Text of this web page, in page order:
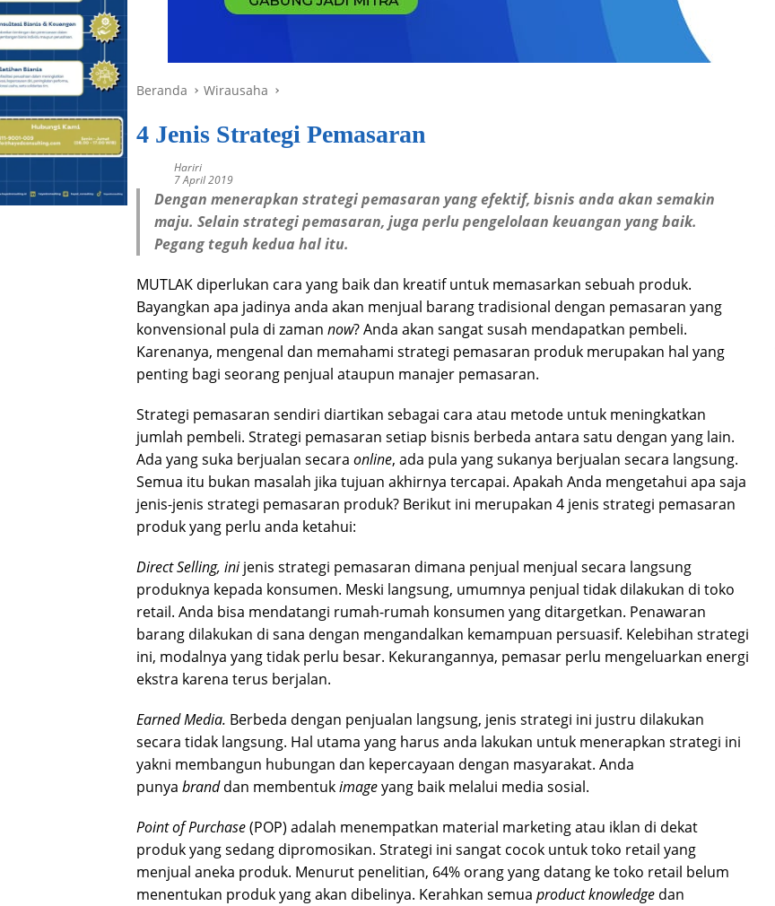
Beranda Wirausaha
4 Jenis Strategi Pemasaran
Hariri
7 April 2019
Dengan menerapkan strategi pemasaran yang efektif, bisnis anda akan semakin
maju. Selain strategi pemasaran, juga perlu pengelolaan keuangan yang baik.
Pegang teguh kedua hal itu.
MUTLAK diperlukan cara yang baik dan kreatif untuk memasarkan sebuah produk.
Bayangkan apa jadinya anda akan menjual barang tradisional dengan pemasaran yang
konvensional pula di zaman now? Anda akan sangat susah mendapatkan pembeli.
Karenanya, mengenal dan memahami strategi pemasaran produk merupakan hal yang
penting bagi seorang penjual ataupun manajer pemasaran.
Strategi pemasaran sendiri diartikan sebagai cara atau metode untuk meningkatkan
jumlah pembeli. Strategi pemasaran setiap bisnis berbeda antara satu dengan yang lain.
Ada yang suka berjualan secara online, ada pula yang sukanya berjualan secara langsung.
Semua itu bukan masalah jika tujuan akhirnya tercapai. Apakah Anda mengetahui apa saja
jenis-jenis strategi pemasaran produk? Berikut ini merupakan 4 jenis strategi pemasaran
produk yang perlu anda ketahui:
Direct Selling, inijenis strategi pemasaran dimana penjual menjual secara langsung
produknya kepada konsumen. Meski langsung, umumnya penjual tidak dilakukan di toko
retail. Anda bisa mendatangi rumah-rumah konsumen yang ditargetkan. Penawaran
barang dilakukan di sana dengan mengandalkan kemampuan persuasif. Kelebihan strategi
ini, modalnya yang tidak perlu besar. Kekurangannya, pemasar perlu mengeluarkan energi
ekstra karena terus berjalan.
Earned Media. Berbeda dengan penjualan langsung, jenis strategi ini justru dilakukan
secara tidak langsung. Hal utama yang harus anda lakukan untuk menerapkan strategi ini
yakni membangun hubungan dan kepercayaan dengan masyarakat. Anda
punya branddan membentukimageyang baik melalui media sosial.
Point of Purchase(POP) adalah menempatkan material marketing atau iklan di dekat
produk yang sedang dipromosikan. Strategi ini sangat cocok untuk toko retail yang
menjual aneka produk. Menurut penelitian, 64% orang yang datang ke toko retail belum
menentukan produk yang akan dibelinya. Kerahkan semua product knowledge dan